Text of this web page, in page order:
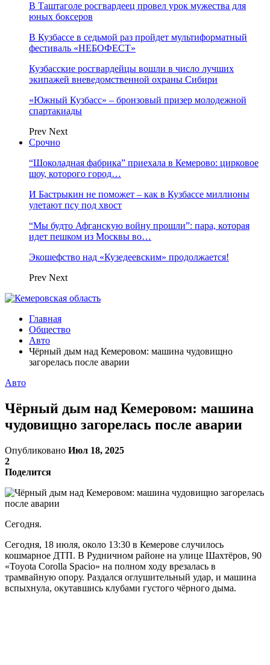
В Таштаголе росгвардеец провел урок мужества для
юных боксеров
В Кузбассе в седьмой раз пройдет мультиформатный
фестиваль «НЕБОФЕСТ»
Кузбасские росгвардейцы вошли в число лучших
экипажей вневедомственной охраны Сибири
«Южный Кузбасс» – бронзовый призер молодежной
спартакиады
Prev Next
Срочно
“Шоколадная фабрика” приехала в Кемерово: цирковое
шоу, которого город…
И Бастрыкин не поможет – как в Кузбассе миллионы
улетают псу под хвост
“Мы будто Афганскую войну прошли”: пара, которая
идет пешком из Москвы во…
Экошефство над «Кузедеевским» продолжается!
Prev Next
Главная
Общество
Авто
Чёрный дым над Кемеровом: машина чудовищно
загорелась после аварии
Авто
Чёрный дым над Кемеровом: машина
чудовищно загорелась после аварии
Опубликовано Июл 18, 2025
2
Поделится
Сегодня.
Сегодня, 18 июля, около 13:30 в Кемерове случилось
кошмарное ДТП. В Рудничном районе на улице Шахтёров, 90
«Toyota Corolla Spacio» на полном ходу врезалась в
трамвайную опору. Раздался оглушительный удар, и машина
вспыхнула, окутавшись клубами густого чёрного дыма.